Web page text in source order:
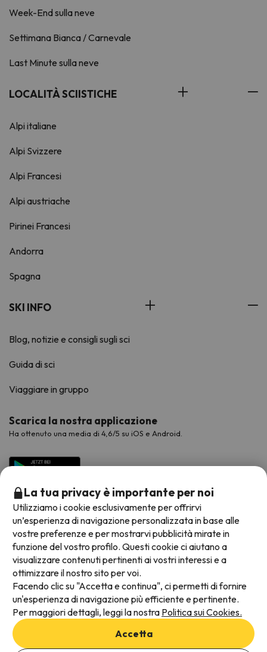
Week-End sulla neve
Settimana Bianca / Carnevale
Last Minute sulla neve
LOCALITÀ SCIISTICHE
Alpi italiane
Alpi Svizzere
Alpi Francesi
Alpi austriache
Pirinei Francesi
Andorra
Spagna
SKI INFO
Blog, notizie e consigli sugli sci
Guida di sci
Viaggiare in gruppo
Scarica la nostra applicazione
Ha ottenuto una media di 4,6/5 su iOS e Android.
Metodi di pagamento disponibili
Termini e condizioni generali
Protezione dei dati
La tua privacy è importante per noi
Utilizziamo i cookie esclusivamente per offrirvi
un’esperienza di navigazione personalizzata in base alle
vostre preferenze e per mostrarvi pubblicità mirate in
funzione del vostro profilo. Questi cookie ci aiutano a
visualizzare contenuti pertinenti ai vostri interessi e a
ottimizzare il nostro sito per voi.
Facendo clic su "Accetta e continua", ci permetti di fornire
un'esperienza di navigazione più efficiente e pertinente.
Per maggiori dettagli, leggi la nostra Politica sui Cookies.
Accetta